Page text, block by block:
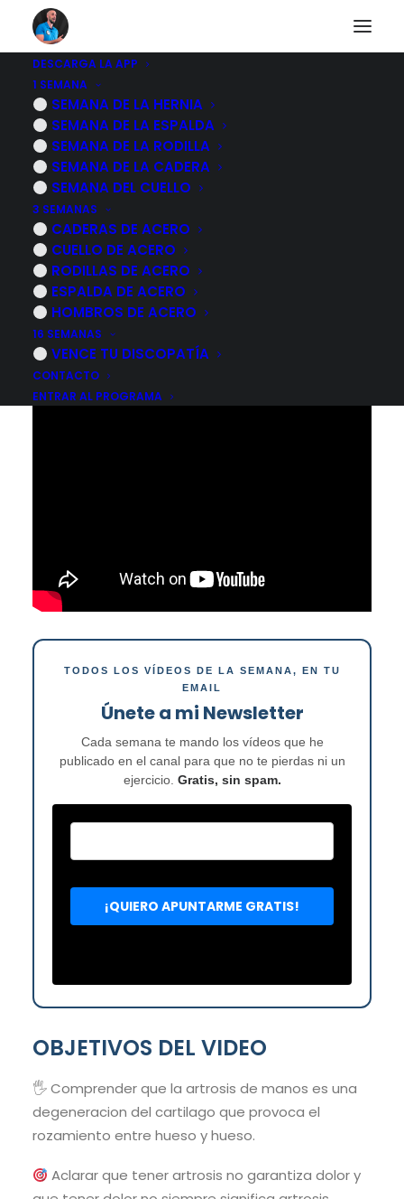
DESCARGA LA APP
1 SEMANA
SEMANA DE LA HERNIA
SEMANA DE LA ESPALDA
SEMANA DE LA RODILLA
SEMANA DE LA CADERA
SEMANA DEL CUELLO
3 SEMANAS
CADERAS DE ACERO
CUELLO DE ACERO
RODILLAS DE ACERO
ESPALDA DE ACERO
HOMBROS DE ACERO
16 SEMANAS
VENCE TU DISCOPATÍA
CONTACTO
ENTRAR AL PROGRAMA
Artrosis de manos y
dedos, causas,
síntomas y
tratamiento
23 NOVIEMBRE, 2022 | POR
TODOS LOS VÍDEOS DE LA SEMANA, EN TU
EMAIL
Únete a mi Newsletter
Cada semana te mando los vídeos que he
publicado en el canal para que no te pierdas ni un
ejercicio. Gratis, sin spam.
OBJETIVOS DEL VIDEO
🖐️ Comprender que la artrosis de manos es una
degeneracion del cartilago que provoca el
rozamiento entre hueso y hueso.
Aclarar que tener artrosis no garantiza dolor y